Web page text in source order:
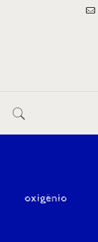
oxigênio